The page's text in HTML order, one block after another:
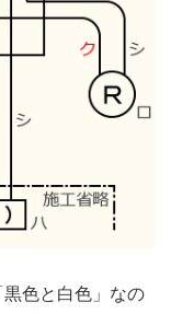
色と白色」なの